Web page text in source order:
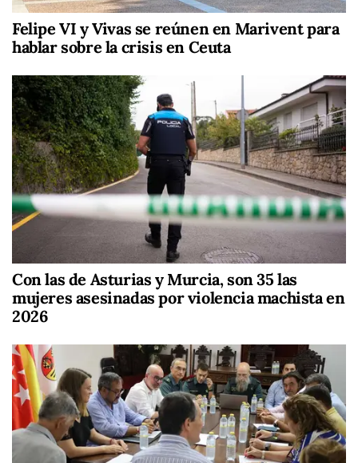
Felipe VI y Vivas se reúnen en Marivent para
hablar sobre la crisis en Ceuta
Con las de Asturias y Murcia, son 35 las
mujeres asesinadas por violencia machista en
2026